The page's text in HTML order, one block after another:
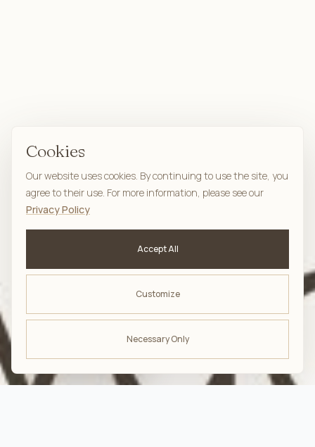
Cookies
Our website uses cookies. By continuing to use the site, you
agree to their use. For more information, please see our
Privacy Policy
Accept All
Customize
Necessary Only